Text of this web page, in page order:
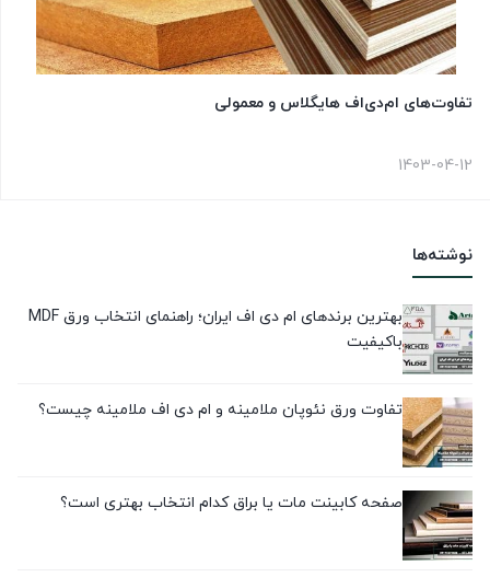
نوشته‌ها
بهترین برندهای ام دی اف ایران؛ راهنمای انتخاب ورق MDF
باکیفیت
تفاوت ورق نئوپان ملامینه و ام دی اف ملامینه چیست؟
صفحه کابینت مات یا براق کدام انتخاب بهتری است؟
تفاوت‌های ام‌دی‌اف هایگلاس و معمولی
1403-04-12